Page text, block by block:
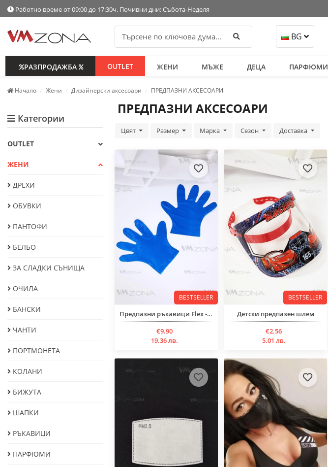
Работно време от 09:00 до 17:30ч. Почивни дни: Събота-Неделя
Търси BG
РАЗПРОДАЖБА OUTLET ЖЕНИ МЪЖЕ ДЕЦА ПАРФЮМИ
Начало Жени Дизайнерски аксесоари ПРЕДПАЗНИ АКСЕСОАРИ
Категории
OUTLET
ЖЕНИ
ДРЕХИ
ОБУВКИ
ПАНТОФИ
БЕЛЬО
ЗА СЛАДКИ СЪНИЩА
ОЧИЛА
БАНСКИ
ЧАНТИ
ПОРТМОНЕТА
КОЛАНИ
БИЖУТА
ШАПКИ
РЪКАВИЦИ
ПАРФЮМИ
ПРЕДПАЗНИ АКСЕСОАРИ
Цвят Размер Марка Сезон Доставка
BESTSELLER
Предпазни ръкавици Flex - 100 броя в кутия
€9.90
19.36 лв.
BESTSELLER
Детски предпазен шлем
€2.56
5.01 лв.